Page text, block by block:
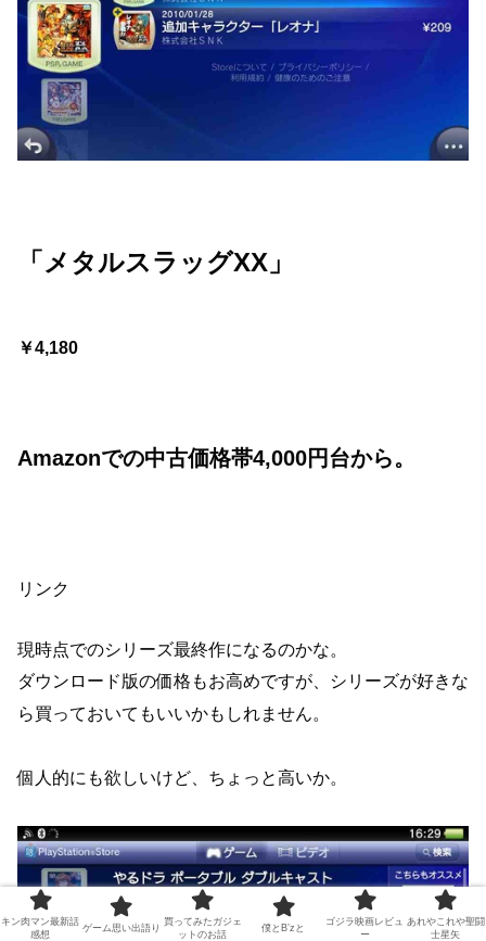
「メタルスラッグXX」
￥4,180
Amazonでの中古価格帯4,000円台から。
リンク
現時点でのシリーズ最終作になるのかな。
ダウンロード版の価格もお高めですが、シリーズが好きな
ら買っておいてもいいかもしれません。
個人的にも欲しいけど、ちょっと高いか。
キン肉マン最新話
感想
ゲーム思い出語り
買ってみたガジェ
ットのお話
僕とB’zと
ゴジラ映画レビュ
ー
あれやこれや聖闘
士星矢